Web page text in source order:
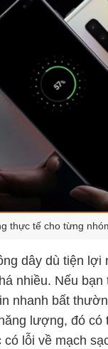
thực tế cho từng
dây dù tiện lợi
nhiều. Nếu bạn
nhanh bất
lượng, đó có
có lỗi về mạch